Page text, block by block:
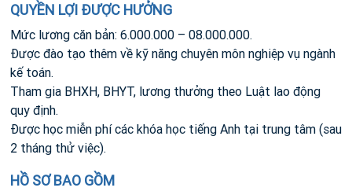
QUYỀN LỢI ĐƯỢC HƯỞNG
Mức lương căn bản: 6.000.000 – 08.000.000.
Được đào tạo thêm về kỹ năng chuyên môn nghiệp vụ ngành
kế toán.
Tham gia BHXH, BHYT, lương thưởng theo Luật lao động
quy định.
Được học miễn phí các khóa học tiếng Anh tại trung tâm (sau
2 tháng thử việc).
HỒ SƠ BAO GỒM